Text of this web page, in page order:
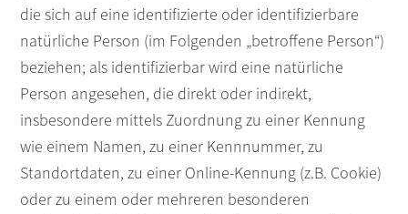
die sich auf eine identifizierte oder identifizierbare
natürliche Person (im Folgenden „betroffene Person“)
beziehen; als identifizierbar wird eine natürliche
Person angesehen, die direkt oder indirekt,
insbesondere mittels Zuordnung zu einer Kennung
wie einem Namen, zu einer Kennnummer, zu
Standortdaten, zu einer Online-Kennung (z.B. Cookie)
oder zu einem oder mehreren besonderen